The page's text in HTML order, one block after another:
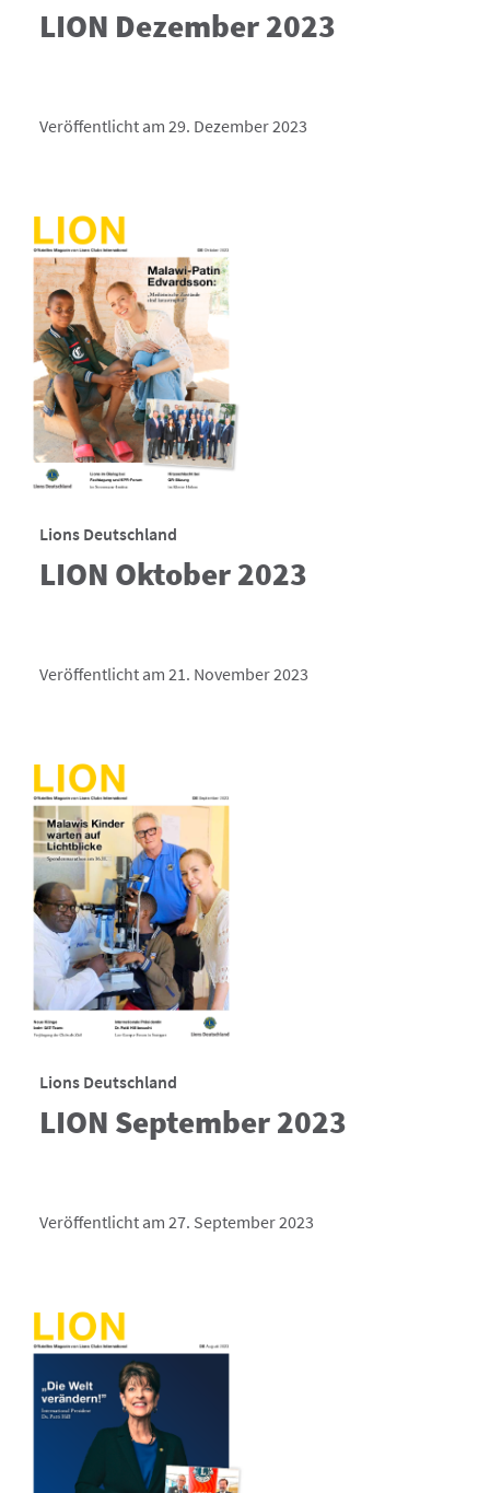
LION Dezember 2023
Veröffentlicht am 29. Dezember 2023
Lions Deutschland
LION Oktober 2023
Veröffentlicht am 21. November 2023
Lions Deutschland
LION September 2023
Veröffentlicht am 27. September 2023